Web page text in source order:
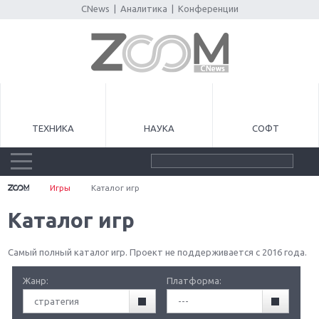
CNews Аналитика Конференции
ТЕХНИКА НАУКА СОФТ
Игры Каталог игр
Каталог игр
Самый полный каталог игр. Проект не поддерживается с 2016 года.
Жанр:
стратегия
Платформа:
---